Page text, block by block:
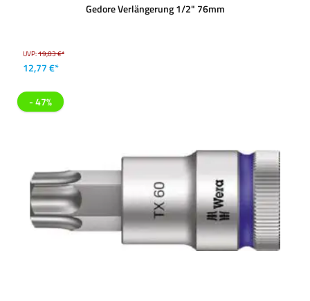
Gedore Verlängerung 1/2" 76mm
UVP:19,83 €*
12,77 €*
- 47%